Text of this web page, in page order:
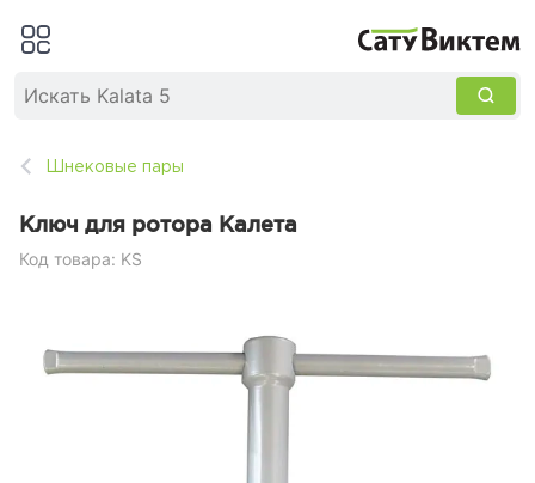
Шнековые пары
Ключ для ротора Калета
Код товара: KS